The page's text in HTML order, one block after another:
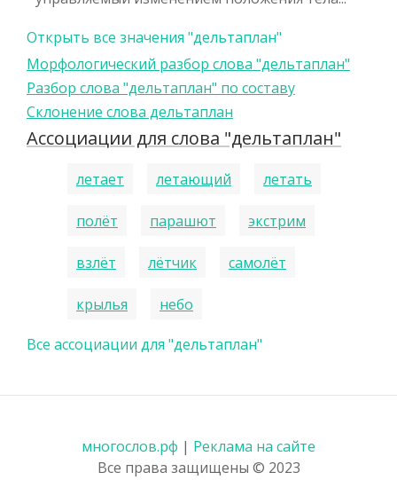
Открыть все значения "дельтаплан"
Морфологический разбор слова "дельтаплан"
Разбор слова "дельтаплан" по составу
Склонение слова дельтаплан
Ассоциации для слова "дельтаплан"
летает летающий летать
полёт парашют экстрим
взлёт лётчик самолёт
крылья небо
Все ассоциации для "дельтаплан"
многослов.рф | Реклама на сайте
Все права защищены © 2023